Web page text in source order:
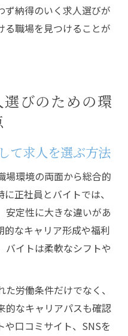
ず納得のいく求人選びが
る職場を見つけることが
びのための環
て求人を選ぶ方法
場環境の両面から総合的
正社員とバイトでは、
安定性に大きな違いがあ
的なキャリア形成や福利
バイトは柔軟なシフトや
労働条件だけでなく、
的なキャリアパスも確認
や口コミサイト、SNSを